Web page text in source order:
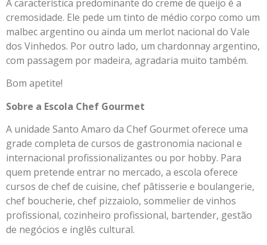
A característica predominante do creme de queijo é a
cremosidade. Ele pede um tinto de médio corpo como um
malbec argentino ou ainda um merlot nacional do Vale
dos Vinhedos. Por outro lado, um chardonnay argentino,
com passagem por madeira, agradaria muito também.
Bom apetite!
Sobre a Escola Chef Gourmet
A unidade Santo Amaro da Chef Gourmet oferece uma
grade completa de cursos de gastronomia nacional e
internacional profissionalizantes ou por hobby. Para
quem pretende entrar no mercado, a escola oferece
cursos de chef de cuisine, chef pâtisserie e boulangerie,
chef boucherie, chef pizzaiolo, sommelier de vinhos
profissional, cozinheiro profissional, bartender, gestão
de negócios e inglês cultural.